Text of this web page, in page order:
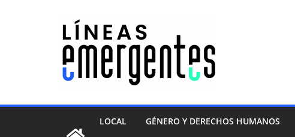
LOCAL GÉNERO Y DERECHOS HUMANOS